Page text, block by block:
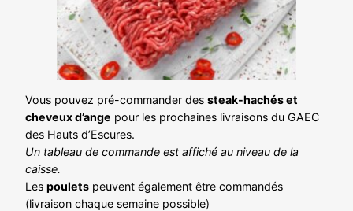
Vous pouvez pré-commander des steak-hachés et
cheveux d’ange pour les prochaines livraisons du GAEC
des Hauts d’Escures.
Un tableau de commande est affiché au niveau de la
caisse.
Les poulets peuvent également être commandés
(livraison chaque semaine possible)